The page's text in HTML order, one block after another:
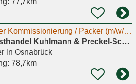
77,7km
Mitarbeiter Kommissionierung / Packer (m/w/d) – Molkereiprodukte
Naturkosthandel Kuhlmann & Preckel-Schweighoefer GbR
in Osnabrück
78,7km